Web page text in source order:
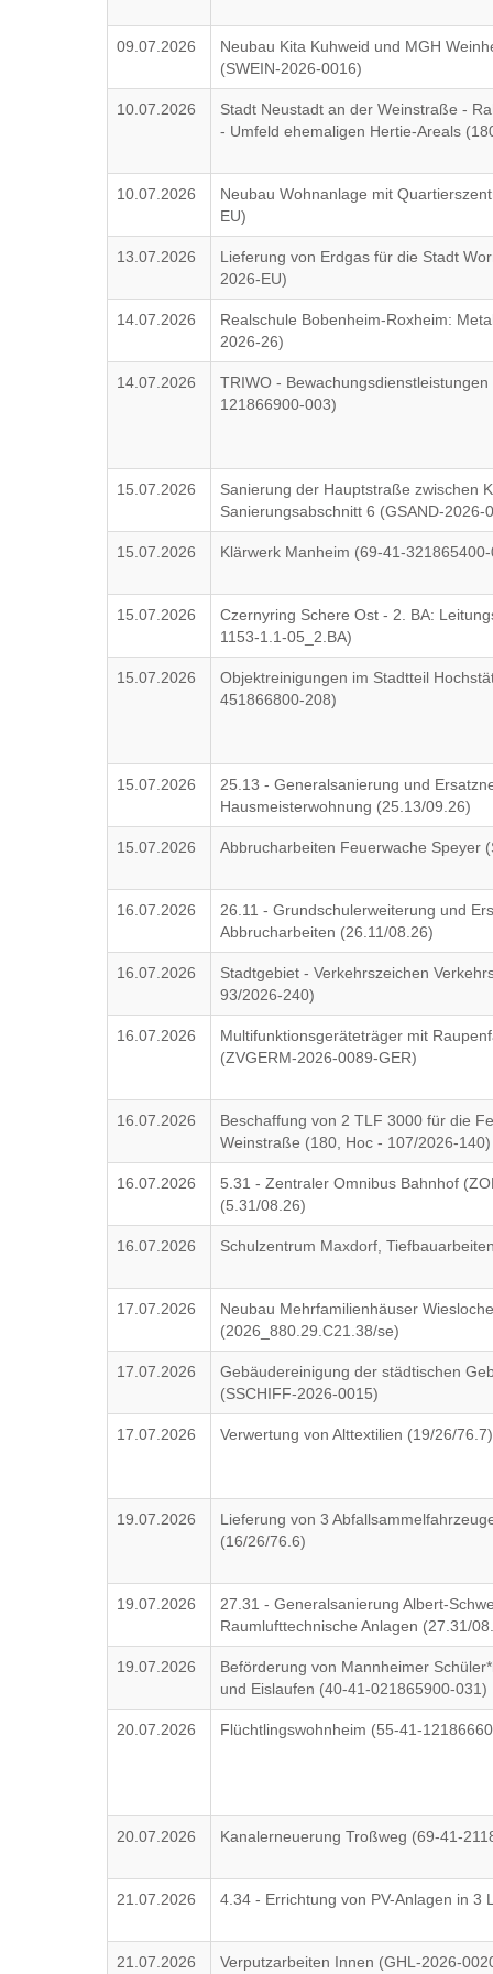
09.07.2026
Neubau Kita Kuhweid und MGH
(SWEIN-2026-0016)
10.07.2026
Stadt Neustadt an der Weinstraße -
- Umfeld ehemaligen Hertie-Areals
10.07.2026
Neubau Wohnanlage mit
EU)
13.07.2026
Lieferung von Erdgas für die Stadt
2026-EU)
14.07.2026
Realschule Bobenheim-Roxheim:
2026-26)
14.07.2026
TRIWO -
121866900-003)
15.07.2026
Sanierung der Hauptstraße zwischen
Sanierungsabschnitt 6 (GSAND-2026-
15.07.2026 Klärwerk Manheim (69-41-
15.07.2026
Czernyring Schere Ost - 2. BA:
1153-1.1-05_2.BA)
15.07.2026
Objektreinigungen im Stadtteil
451866800-208)
15.07.2026
25.13 - Generalsanierung und
Hausmeisterwohnung (25.13/09.26)
15.07.2026 Abbrucharbeiten Feuerwache Speyer
16.07.2026
26.11 - Grundschulerweiterung und
Abbrucharbeiten (26.11/08.26)
16.07.2026
Stadtgebiet - Verkehrszeichen
93/2026-240)
16.07.2026
Multifunktionsgeräteträger mit
(ZVGERM-2026-0089-GER)
16.07.2026
Beschaffung von 2 TLF 3000 für die
Weinstraße (180, Hoc - 107/2026-140)
16.07.2026
5.31 - Zentraler Omnibus Bahnhof
(5.31/08.26)
16.07.2026 Schulzentrum Maxdorf,
17.07.2026
Neubau Mehrfamilienhäuser
(2026_880.29.C21.38/se)
17.07.2026
Gebäudereinigung der städtischen
(SSCHIFF-2026-0015)
17.07.2026 Verwertung von Alttextilien (19/26/76.7)
19.07.2026
Lieferung von 3
(16/26/76.6)
19.07.2026
27.31 - Generalsanierung Albert-
Raumlufttechnische Anlagen (27.31/
19.07.2026
Beförderung von Mannheimer
und Eislaufen (40-41-021865900-031)
20.07.2026 Flüchtlingswohnheim (55-41-
20.07.2026 Kanalerneuerung Troßweg (69-41-
21.07.2026 4.34 - Errichtung von PV-Anlagen in 3
21.07.2026 Verputzarbeiten Innen (GHL-2026-